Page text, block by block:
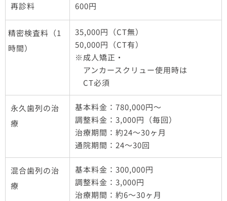
再診料 600円
精密検査料（1
時間）
35,000円（CT無）
50,000円（CT有）
※成人矯正・
アンカースクリュー使用時は
CT必須
永久歯列の治
療
基本料金：780,000円～
調整料金：3,000円（毎回）
治療期間：約24～30ヶ月
通院期間：24～30回
混合歯列の治
療
基本料金：300,000円
調整料金：3,000円
治療期間：約6～30ヶ月